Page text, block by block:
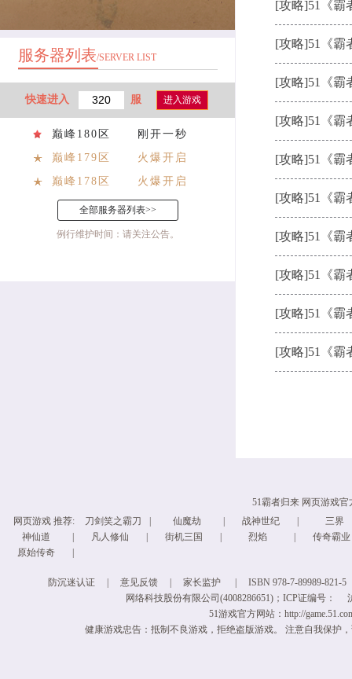
[攻略]51《霸
[攻略]51《霸
[攻略]51《霸
[攻略]51《霸
[攻略]51《霸
[攻略]51《霸
[攻略]51《霸
[攻略]51《霸
[攻略]51《霸
[攻略]51《霸
服务器列表/SERVER LIST
快速进入 服 进入游戏
巅峰180区
刚开一秒
巅峰179区
火爆开启
巅峰178区
火爆开启
全部服务器列表>>
例行维护时间：请关注公告。
51霸者归来 网页游戏
网页游戏 推荐: 刀剑笑之霸刀 仙魔劫 战神世纪
三界
神仙道
凡人修仙 街机三国 烈焰
传奇霸业
原始传奇
防沉迷认证 意见反馈 家长监护
ISBN 978-7-89989-821-5
网络科技股份有限公司(4008286651)；ICP证编号：
51游戏官方网站：http://
健康游戏忠告：抵制不良游戏，拒绝盗版游戏。 注意自我保护